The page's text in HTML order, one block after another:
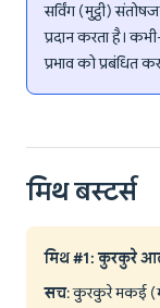
सर्विंग (मुट्ठी)
प्रदान करता है।
प्रभाव को प्रबंधित
मिथ बस्टर्स
मिथ #1: कुरकुरे
सच: कुरकुरे मकई